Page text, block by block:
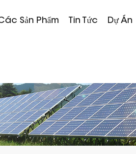
Sản Phẩm Tin Tức Dự Án